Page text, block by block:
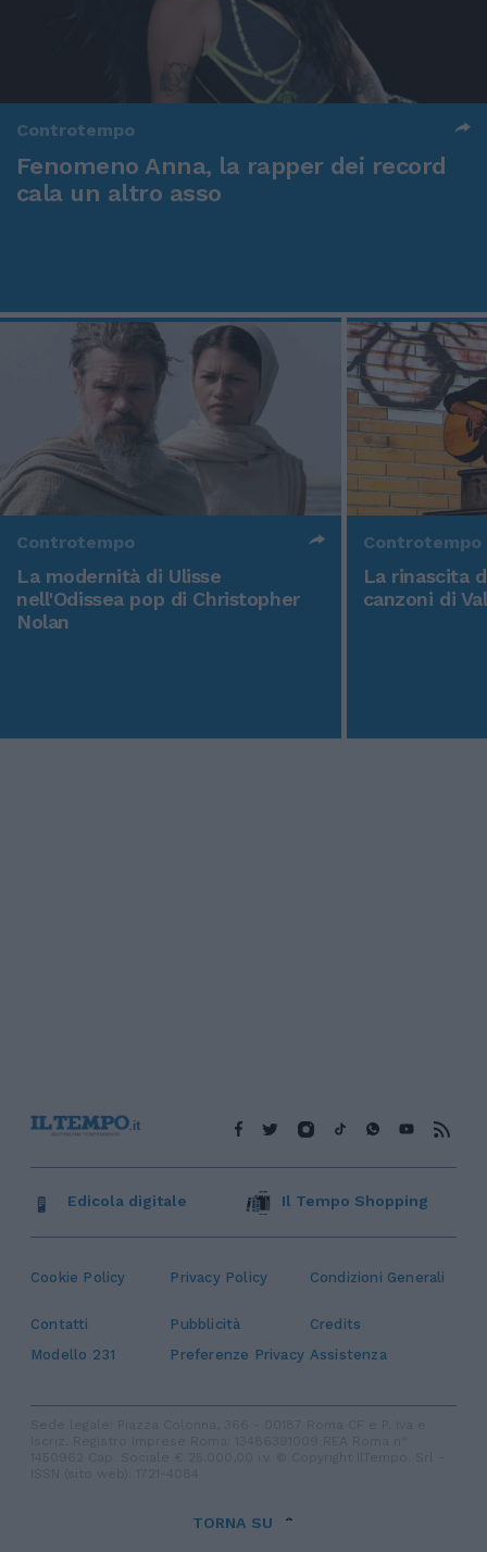
Controtempo
Fenomeno Anna, la rapper dei record
cala un altro asso
Controtempo
La modernità di Ulisse
nell'Odissea pop di Christopher
Nolan
Controtempo
La rinascita
canzoni di
Cookie Policy Privacy Policy Condizioni Generali
Contatti Pubblicità
Credits
Modello 231
Preferenze Privacy Assistenza
Edicola digitale Il Tempo Shopping
TORNA SU